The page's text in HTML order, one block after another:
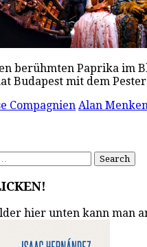
berühmten Paprika im
Budapest mit dem
Compagnien Alan Menken
hier unten kann man